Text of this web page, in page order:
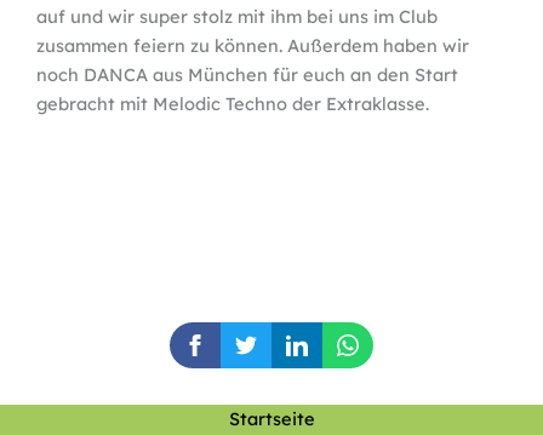
auf und wir super stolz mit ihm bei uns im Club
zusammen feiern zu können. Außerdem haben wir
noch DANCA aus München für euch an den Start
gebracht mit Melodic Techno der Extraklasse.
Startseite